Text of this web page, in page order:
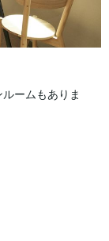
ームもありま